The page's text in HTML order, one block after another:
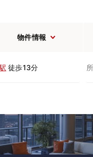
物件情報
徒歩13分